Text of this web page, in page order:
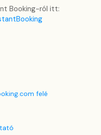
Booking-ról itt:
felé